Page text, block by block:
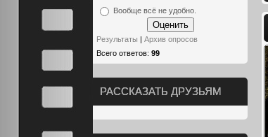
Вообще всё не удобно.
Результаты
Архив опросов
Всего ответов: 99
РАССКАЗАТЬ ДРУЗЬЯМ